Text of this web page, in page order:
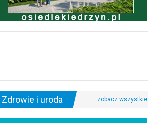
Zdrowie i uroda